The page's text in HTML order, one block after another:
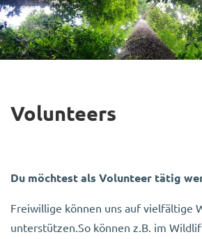
Volunteers
Du möchtest als Volunteer tätig
Freiwillige können uns auf vielfältige
unterstützen.So können z.B. im